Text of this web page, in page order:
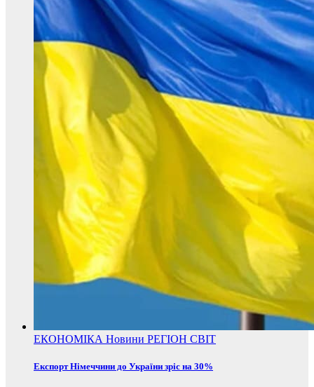
ЕКОНОМІКА Новини РЕГІОН СВІТ
Експорт Німеччини до України зріс на 30%